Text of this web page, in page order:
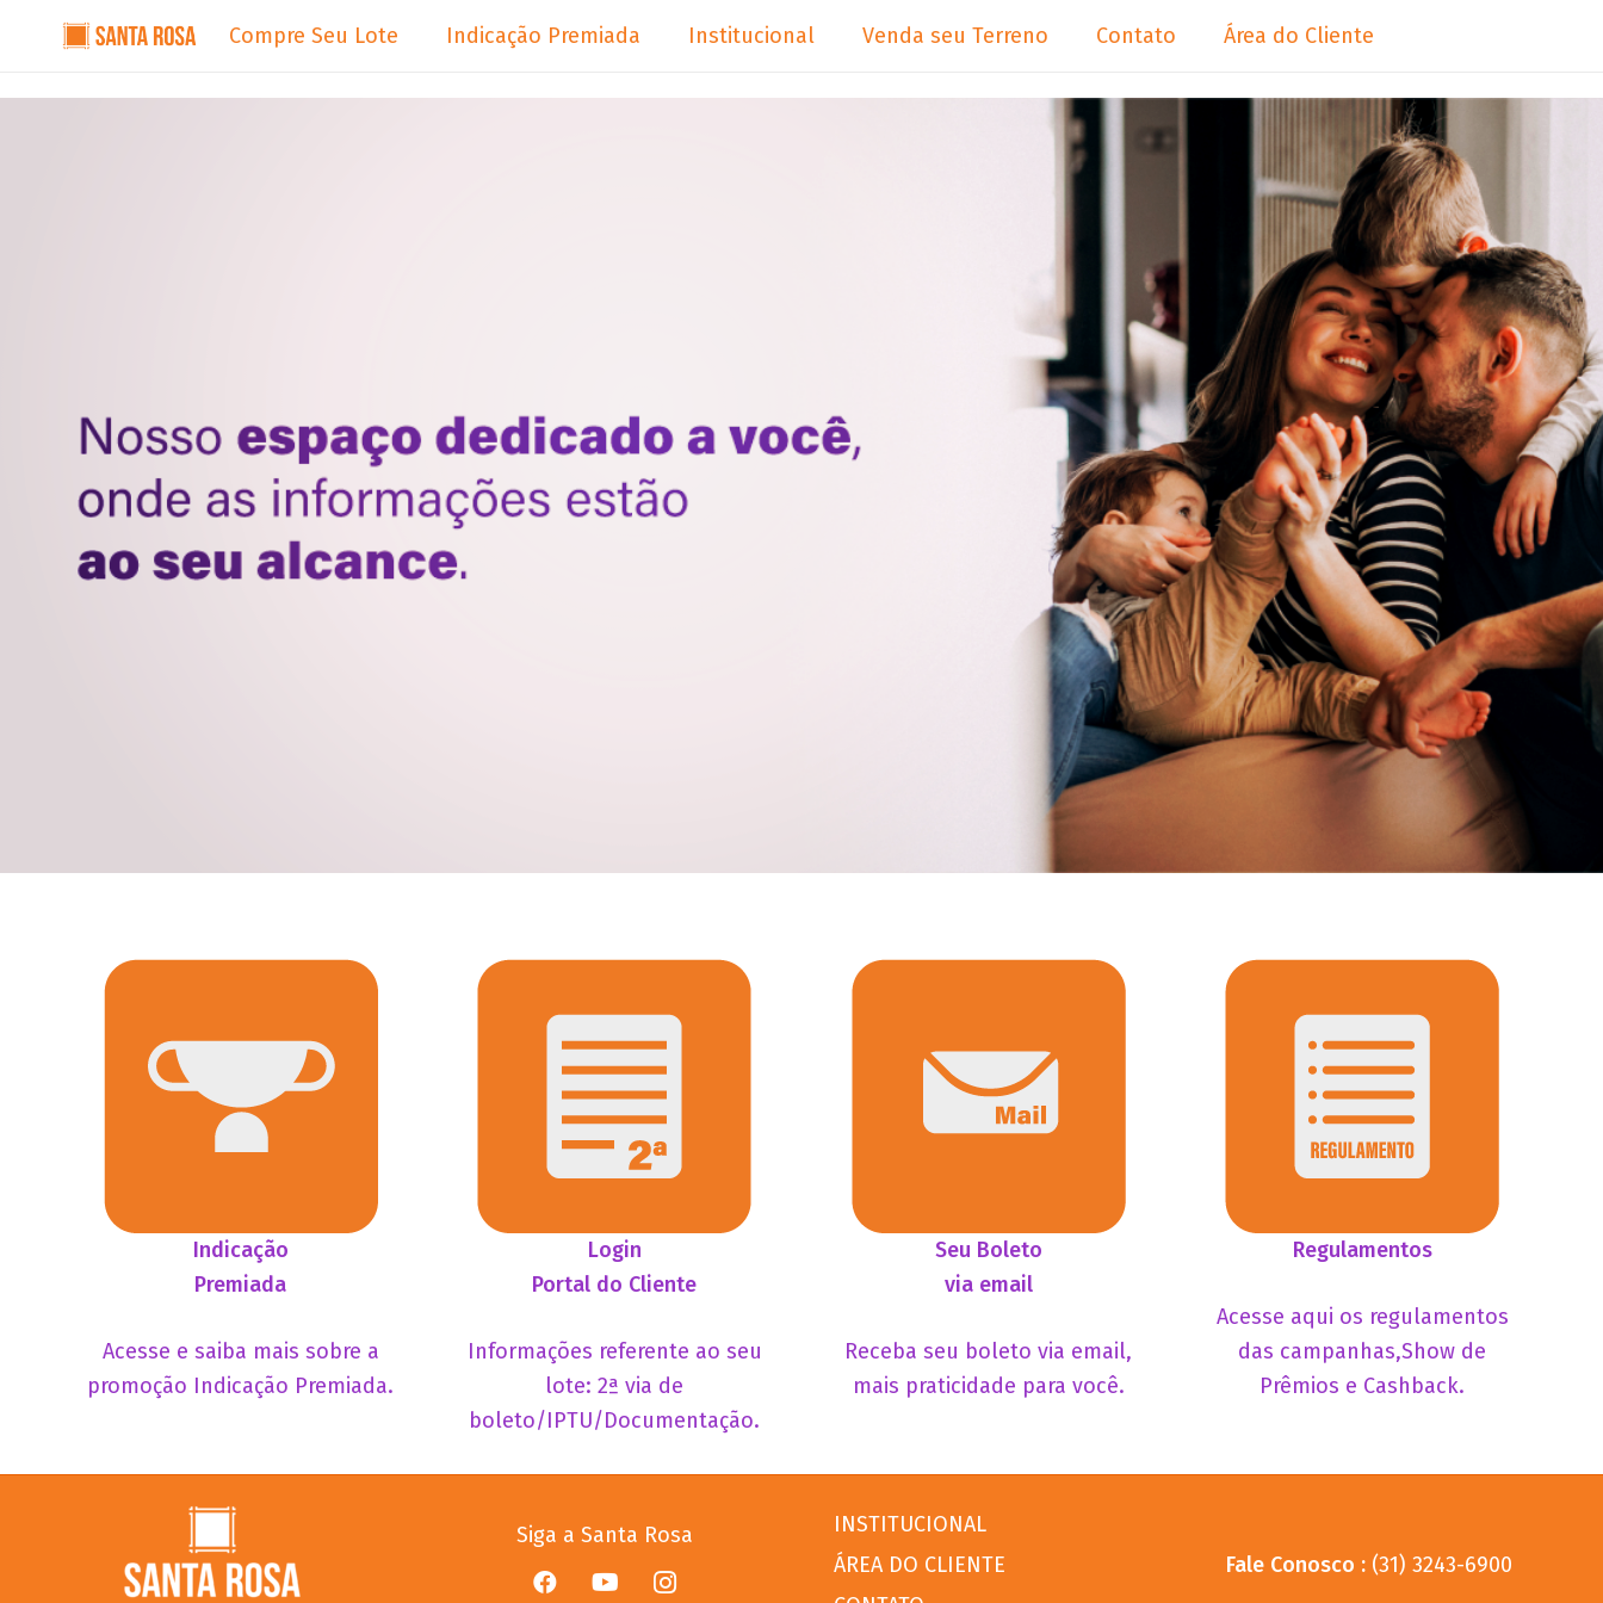
Compre Seu Lote Indicação Premiada Institucional Venda seu Terreno Contato Área do Cliente
Indicação
Premiada
Acesse e saiba mais sobre a
promoção Indicação Premiada.
Login
Portal do Cliente
Informações referente ao seu
lote: 2ª via de
boleto/IPTU/Documentação.
Seu Boleto
via email
Receba seu boleto via email,
mais praticidade para você.
Regulamentos
Acesse aqui os regulamentos
das campanhas,Show de
Prêmios e Cashback.
Siga a Santa Rosa
INSTITUCIONAL
ÁREA DO CLIENTE
Fale Conosco : (31) 3243-6900